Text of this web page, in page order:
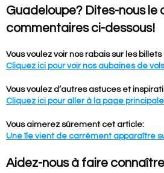
Guadeloupe? Dites-nous le
commentaires ci-dessous!
Vous voulez voir nos rabais sur les billets
Cliquez ici pour voir nos aubaines de
Vous voulez d’autres astuces et
Cliquez ici pour aller à la page
Vous aimerez sûrement cet article:
Une île vient de carrément apparaître
Aidez-nous à faire